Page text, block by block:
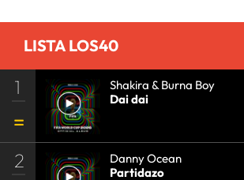
LISTA LOS40
1
Shakira & Burna Boy
Dai dai
2
Danny Ocean
Partidazo